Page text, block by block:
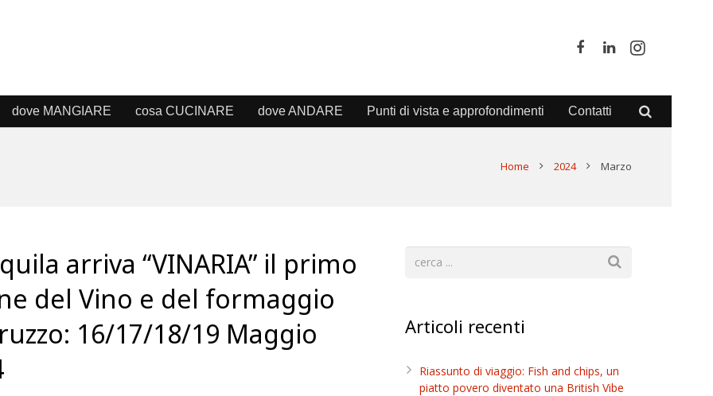
dove MANGIARE cosa CUCINARE dove ANDARE Punti di vista e approfondimenti Contatti
Home 2024 Marzo
arriva “VINARIA” il primo
del Vino e del formaggio
16/17/18/19 Maggio
Articoli recenti
Riassunto di viaggio: Fish and chips, un
piatto povero diventato una British Vibe